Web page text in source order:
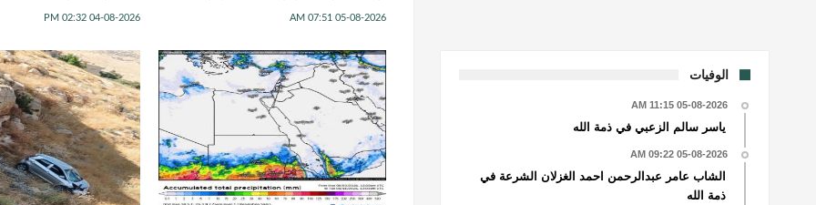
05-08-2026 07:51 AM
04-08-2026 02:32 PM
الوفيات
05-08-2026 11:15 AM
ياسر سالم الزعبي في ذمة الله
05-08-2026 09:22 AM
الشاب عامر عبدالرحمن احمد الغزلان الشرعة في
ذمة الله